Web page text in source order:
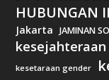
HUBUNGAN
Jakarta JAMINAN
kesetaraan gender